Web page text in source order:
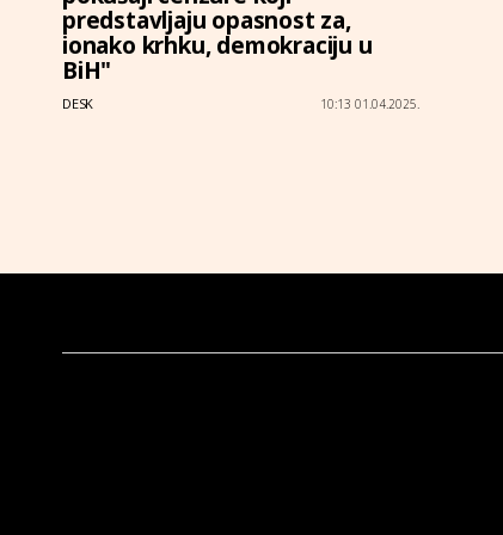
predstavljaju opasnost za,
ionako krhku, demokraciju u
BiH"
DESK 10:13 01.04.2025.